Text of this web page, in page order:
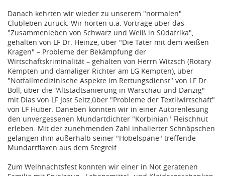
Danach kehrten wir wieder zu unserem "normalen"
Clubleben zurück. Wir hörten u.a. Vorträge über das
"Zusammenleben von Schwarz und Weiß in Südafrika",
gehalten von LF Dr. Heinze, über "Die Täter mit dem weißen
Kragen" – Probleme der Bekämpfung der
Wirtschaftskriminalität – gehalten von Herrn Witzsch (Rotary
Kempten und damaliger Richter am LG Kempten), über
"Notfallmedizinische Aspekte im Rettungsdienst" von LF Dr.
Böll, über die "Altstadtsanierung in Warschau und Danzig"
mit Dias von LF Jost Seitz,über "Probleme der Textilwirtschaft"
von LF Huber. Daneben konnten wir in einer Autorenlesung
den unvergessenen Mundartdichter "Korbinian" Fleischhut
erleben. Mit der zunehmenden Zahl inhalierter Schnäpschen
gelangen ihm außerhalb seiner "Hobelspäne" treffende
Mundartflaxen aus dem Stegreif.
Zum Weihnachtsfest konnten wir einer in Not geratenen